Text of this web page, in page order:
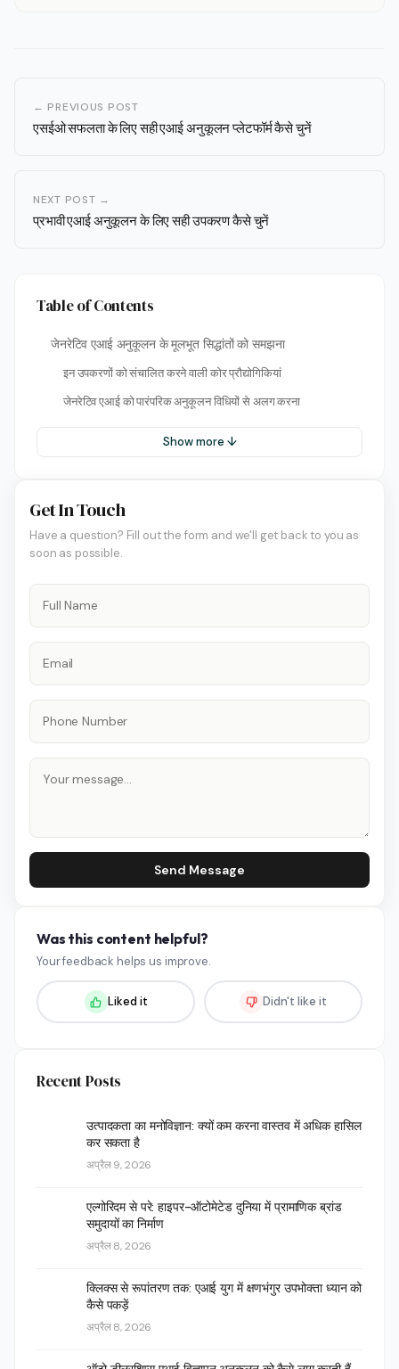
← PREVIOUS POST
एसईओ सफलता के लिए सही एआई अनुकूलन प्लेटफॉर्म कैसे चुनें
NEXT POST →
प्रभावी एआई अनुकूलन के लिए सही उपकरण कैसे चुनें
Table of Contents
जेनरेटिव एआई अनुकूलन के मूलभूत सिद्धांतों को समझना
इन उपकरणों को संचालित करने वाली कोर प्रौद्योगिकियां
जेनरेटिव एआई को पारंपरिक अनुकूलन विधियों से अलग करना
Show more ↓
Get In Touch
Have a question? Fill out the form and we'll get back to you as
soon as possible.
Send Message
Was this content helpful?
Your feedback helps us improve.
Liked it Didn't like it
Recent Posts
उत्पादकता का मनोविज्ञान: क्यों कम करना वास्तव में अधिक हासिल
कर सकता है
अप्रैल 9, 2026
एल्गोरिदम से परे: हाइपर-ऑटोमेटेड दुनिया में प्रामाणिक ब्रांड
समुदायों का निर्माण
अप्रैल 8, 2026
क्लिक्स से रूपांतरण तक: एआई युग में क्षणभंगुर उपभोक्ता ध्यान को
कैसे पकड़ें
अप्रैल 8, 2026